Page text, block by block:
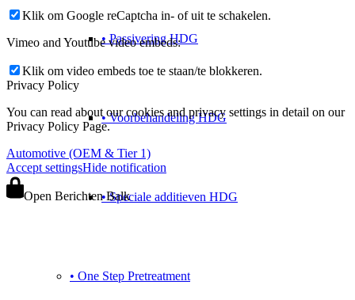
• Passivering HDG
• Voorbehandeling HDG
• Speciale additieven HDG
• One Step Pretreatment
Klik om Google reCaptcha in- of uit te schakelen.
Vimeo and Youtube video embeds:
Klik om video embeds toe te staan/te blokkeren.
Privacy Policy
You can read about our cookies and privacy settings in detail on our
Privacy Policy Page.
Automotive (OEM & Tier 1)
Accept settingsHide notification
Open Berichten Balk